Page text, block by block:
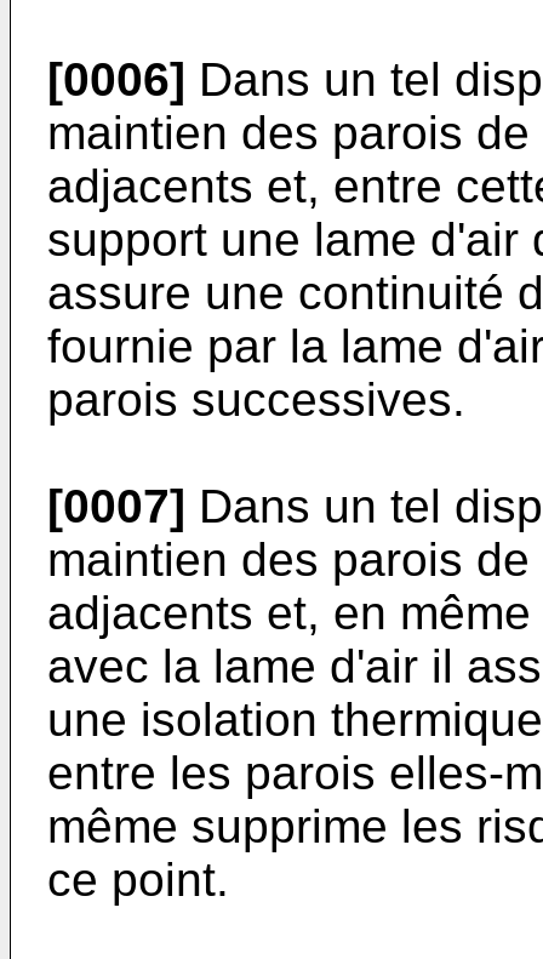
[0006] Dans un tel
maintien des parois
adjacents et, entre
support une lame d'air
assure une continuité
fournie par la lame
parois successives.
[0007] Dans un tel
maintien des parois
adjacents et, en
avec la lame d'air il
une isolation
entre les parois elles-
même supprime les
ce point.